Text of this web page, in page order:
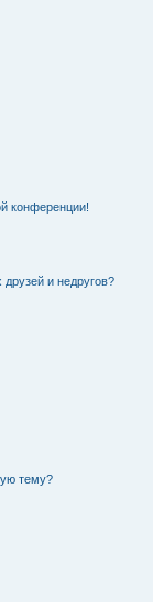
конференции!
и недругов?
тему?